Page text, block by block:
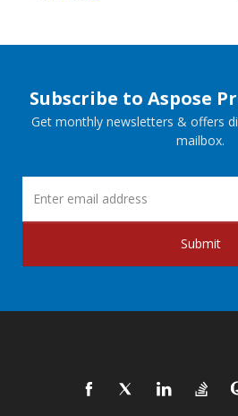
Subscribe to Aspose
Get monthly newsletters & offers
mailbox.
Submit